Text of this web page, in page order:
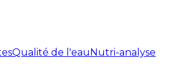
Qualité de l'eauNutri-analyse